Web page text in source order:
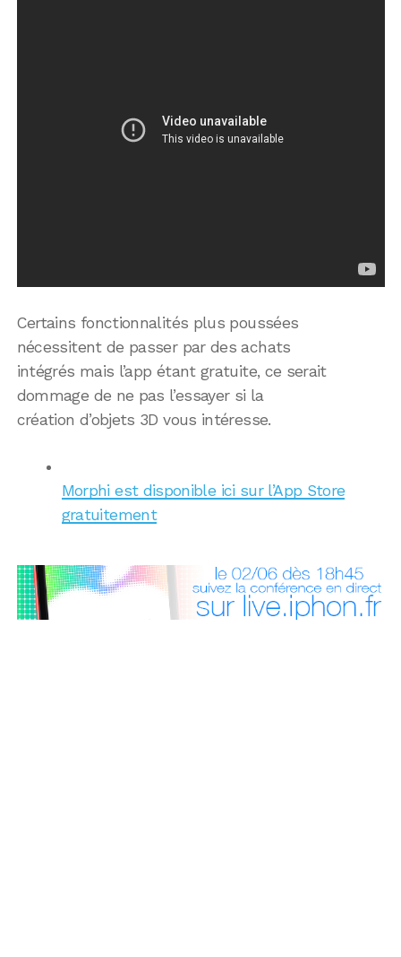
Certains fonctionnalités plus poussées
nécessitent de passer par des achats
intégrés mais l’app étant gratuite, ce serait
dommage de ne pas l’essayer si la
création d’objets 3D vous intéresse.
Morphi est disponible ici sur l’App Store
gratuitement